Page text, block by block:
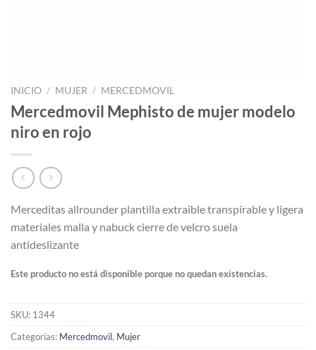
INICIO / MUJER / MERCEDMOVIL
Mercedmovil Mephisto de mujer modelo
niro en rojo
Merceditas allrounder plantilla extraible transpirable y ligera
materiales malla y nabuck cierre de velcro suela
antideslizante
Este producto no está disponible porque no quedan existencias.
SKU: 1344
Categorías: Mercedmovil, Mujer